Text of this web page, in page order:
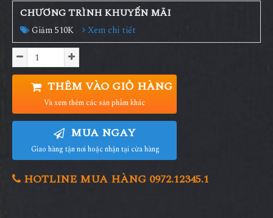
CHƯƠNG TRÌNH KHUYẾN MÃI
Giảm 510K Xem chi tiết
THÊM VÀO GIỎ HÀNG
Và xem thêm các sản phẩm khác
MUA NGAY
Giao hàng tận nơi hoặc nhận tại cửa hàng
HOTLINE MUA HÀNG 0972.12345.1